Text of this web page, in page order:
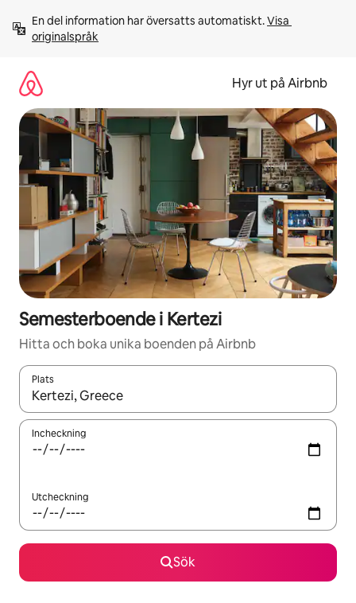
innehåll
En del information har översatts automatiskt. Visa
originalspråk
Hyr ut på Airbnb
Semesterboende i Kertezi
Hitta och boka unika boenden på Airbnb
Plats
När resultaten är tillgängliga kan du navigera med upp- och
Incheckning
Utcheckning
Sök